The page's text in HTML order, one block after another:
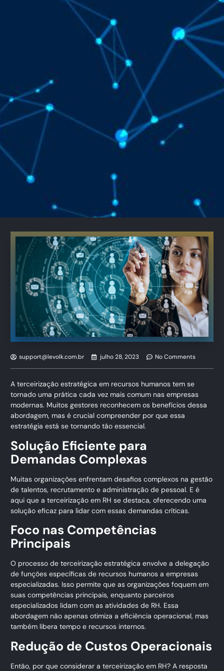
support@levolk.com.br julho 28, 2023 No Comments
A terceirização estratégica em recursos humanos tem se
tornado uma prática cada vez mais comum nas empresas
modernas. Muitos gestores reconhecem os benefícios dessa
abordagem, mas é crucial compreender por que essa
estratégia está se tornando tão essencial.
Solução Eficiente para
Demandas Complexas
Muitas organizações enfrentam desafios complexos na gestão
de talentos, recrutamento e administração de pessoal. E é
aqui que a terceirização em RH se destaca, oferecendo uma
solução eficaz para lidar com essas demandas críticas.
Foco nas Competências
Principais
O processo de terceirização estratégica envolve a delegação
de funções específicas de recursos humanos a empresas
especializadas. Isso permite que as organizações foquem em
suas competências principais, enquanto parceiros
especializados lidam com as atividades de RH. Essa
abordagem não apenas otimiza a eficiência operacional, mas
também libera tempo e recursos internos.
Redução de Custos Operacionais
Então, por que considerar a terceirização em RH? A resposta